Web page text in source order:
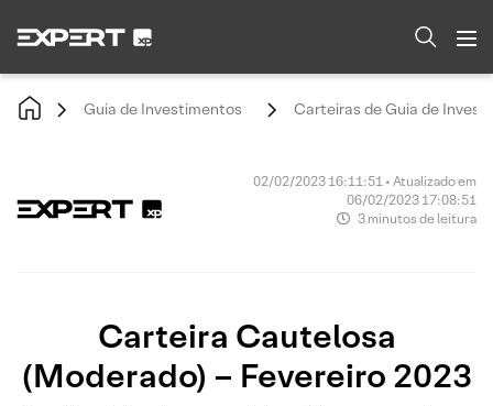
Guia de Investimentos Carteiras de Guia de
02/02/2023 16:11:51 • Atualizado em
06/02/2023 17:08:51
3 minutos de leitura
Carteira Cautelosa
(Moderado) – Fevereiro 2023